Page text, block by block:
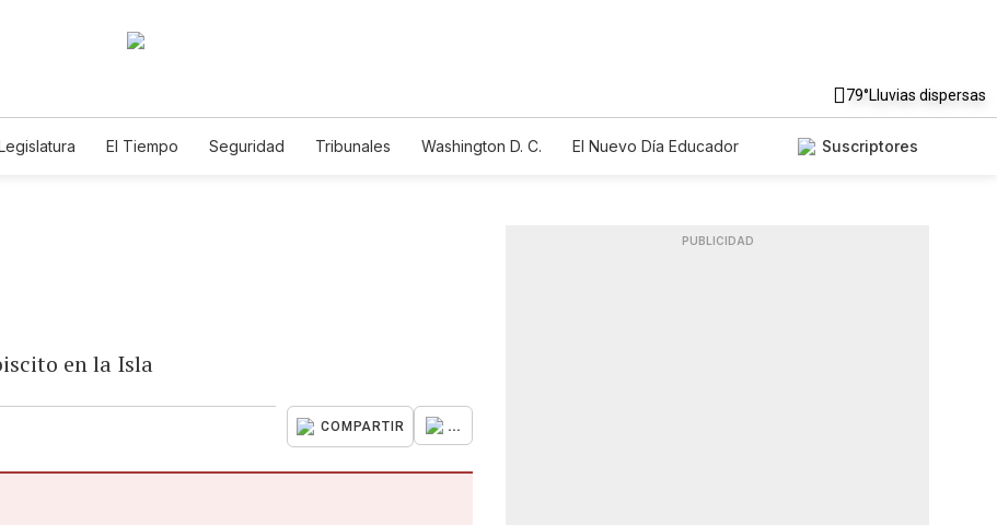
79°Lluvias dispersas
El Tiempo Seguridad Tribunales Washington D. C.
El Nuevo Día Educador
Suscriptores
en la Isla
COMPARTIR ...
PUBLICIDAD